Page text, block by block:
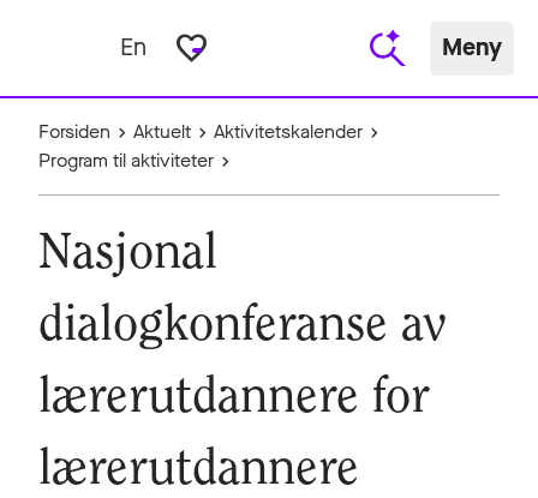
En favorite_border Meny
Forsiden Aktuelt
Aktivitetskalender
Program til aktiviteter
Nasjonal
dialogkonferanse av
lærerutdannere for
lærerutdannere